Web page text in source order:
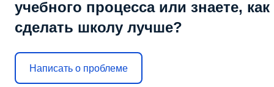
учебного процесса или знаете, как
сделать школу лучше?
Написать о проблеме